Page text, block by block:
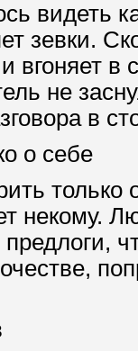
видеть
зевки.
вгоняет
не
в
о себе
некому.
предлоги,